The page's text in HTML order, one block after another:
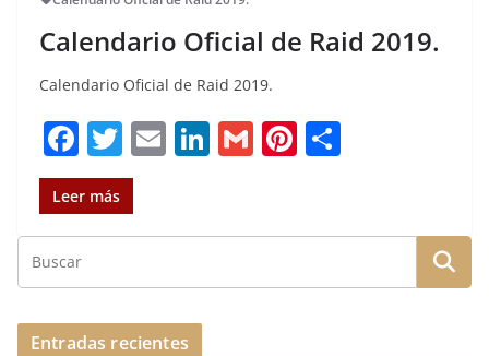
Calendario Oficial de Raid 2019.
Calendario Oficial de Raid 2019.
F
a
c
e
b
o
T
w
it
te
r
E
l
Li
e
dI
G
l
Pi
re
st
p
a
Leer más
Entradas recientes